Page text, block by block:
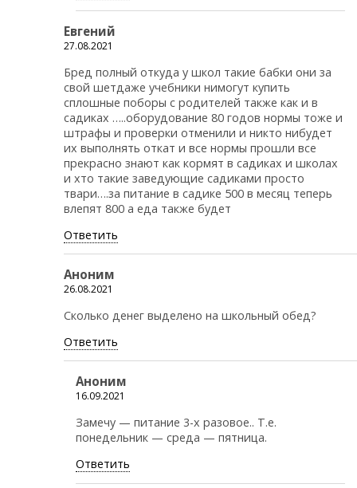
Евгений
27.08.2021
Бред полный откуда у школ такие бабки они за
свой шетдаже учебники нимогут купить
сплошные поборы с родителей также как и в
садиках …..оборудование 80 годов нормы тоже и
штрафы и проверки отменили и никто нибудет
их выполнять откат и все нормы прошли все
прекрасно знают как кормят в садиках и школах
и хто такие заведующие садиками просто
твари….за питание в садике 500 в месяц теперь
влепят 800 а еда также будет
Ответить
Аноним
26.08.2021
Сколько денег выделено на школьный обед?
Ответить
Аноним
16.09.2021
Замечу — питание 3-х разовое.. Т.е.
понедельник — среда — пятница.
Ответить